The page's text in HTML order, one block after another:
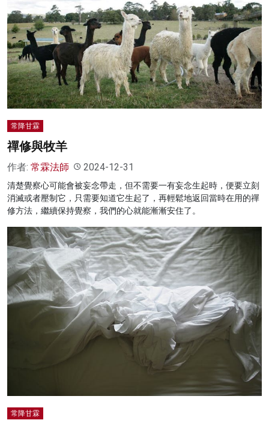
科技
影片
名家榜
灼見活動
常降甘霖
禪修與牧羊
作者: 常霖法師 2024-12-31
清楚覺察心可能會被妄念帶走，但不需要一有妄念生起時，便要立刻
消滅或者壓制它，只需要知道它生起了，再輕鬆地返回當時在用的禪
修方法，繼續保持覺察，我們的心就能漸漸安住了。
常降甘霖